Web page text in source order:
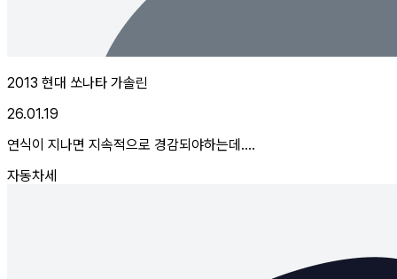
2013 현대 쏘나타 가솔린
26.01.19
연식이 지나면 지속적으로 경감되야하는데....
자동차세